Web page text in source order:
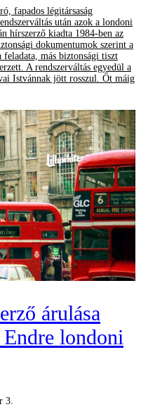
fapados légitársaság
után azok a londoni
hírszerző kiadta 1984-ben az
dokumentumok szerint a
más biztonsági tiszt
A rendszerváltás egyedül a
Istvánnak jött rosszul. Őt máig
árulása
londoni
3.